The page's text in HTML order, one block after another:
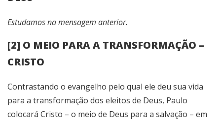
Estudamos na mensagem anterior.
[2] O MEIO PARA A TRANSFORMAÇÃO –
CRISTO
Contrastando o evangelho pelo qual ele deu sua vida
para a transformação dos eleitos de Deus, Paulo
colocará Cristo – o meio de Deus para a salvação – em